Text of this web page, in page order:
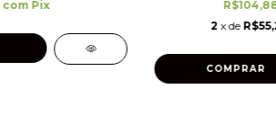
com Pix
2 x de